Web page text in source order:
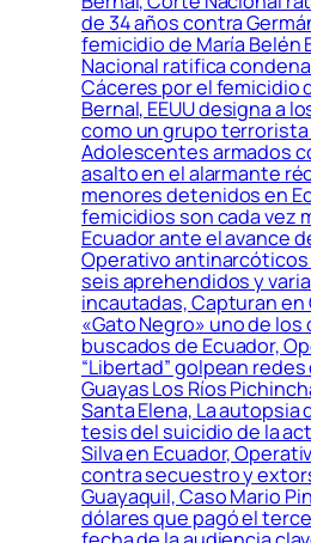
de 34 años contra
femicidio de María Belén
Nacional ratifica
Cáceres por el femicidio
Bernal, EEUU designa a
como un grupo
Adolescentes armados
asalto en el alarmante
menores detenidos en
femicidios son cada vez
Ecuador ante el avance
Operativo antinarcóticos
seis aprehendidos y
incautadas, Capturan en
«Gato Negro» uno de los
buscados de Ecuador,
“Libertad” golpean
Guayas Los Ríos
Santa Elena, La autopsia
tesis del suicidio de la
Silva en Ecuador,
contra secuestro y
Guayaquil, Caso Mario
dólares que pagó el